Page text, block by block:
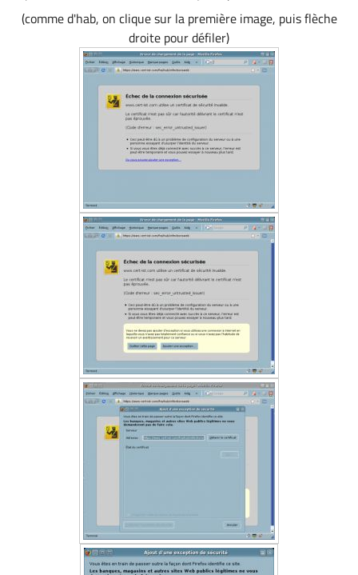
(comme d'hab, on clique sur la première image, puis flèche
droite pour défiler)